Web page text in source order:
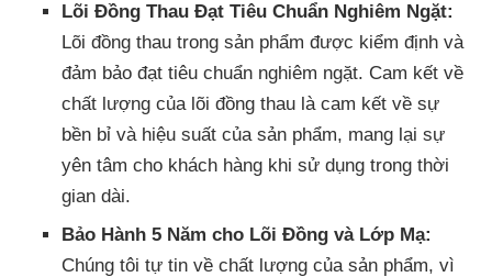
Lõi Đồng Thau Đạt Tiêu Chuẩn Nghiêm Ngặt:
Lõi đồng thau trong sản phẩm được kiểm định và
đảm bảo đạt tiêu chuẩn nghiêm ngặt. Cam kết về
chất lượng của lõi đồng thau là cam kết về sự
bền bỉ và hiệu suất của sản phẩm, mang lại sự
yên tâm cho khách hàng khi sử dụng trong thời
gian dài.
Bảo Hành 5 Năm cho Lõi Đồng và Lớp Mạ:
Chúng tôi tự tin về chất lượng của sản phẩm, vì